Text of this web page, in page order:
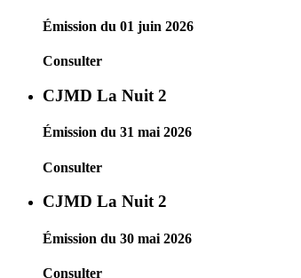
Émission du 01 juin 2026
Consulter
CJMD La Nuit 2
Émission du 31 mai 2026
Consulter
CJMD La Nuit 2
Émission du 30 mai 2026
Consulter